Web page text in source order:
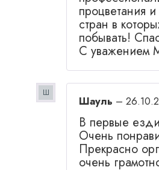
процветания
стран в
побывать!
С уважением
Шауль –
В первые
Очень
Прекрасно
очень